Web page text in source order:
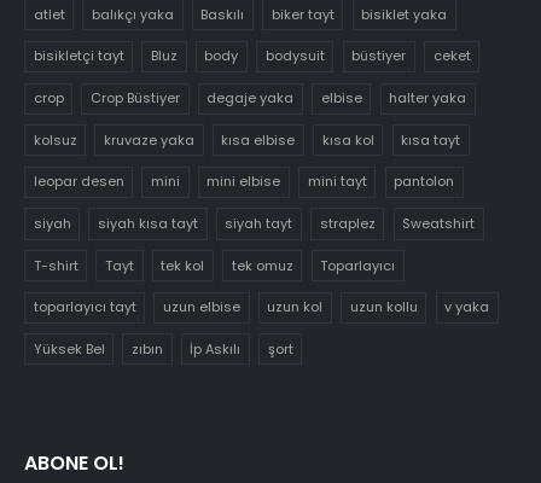
atlet balıkçı yaka Baskılı biker tayt bisiklet yaka
bisikletçi tayt Bluz body bodysuit büstiyer ceket
crop Crop Büstiyer degaje yaka elbise halter yaka
kolsuz kruvaze yaka kısa elbise kısa kol kısa tayt
leopar desen mini mini elbise mini tayt pantolon
siyah siyah kısa tayt siyah tayt straplez Sweatshirt
T-shirt Tayt tek kol tek omuz Toparlayıcı
toparlayıcı tayt uzun elbise uzun kol uzun kollu v yaka
Yüksek Bel zıbın İp Askılı şort
ABONE OL!